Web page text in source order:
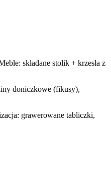
składane stolik + krzesła z
doniczkowe (fikusy),
grawerowane tabliczki,